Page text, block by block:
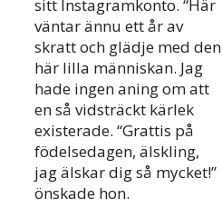
sitt Instagramkonto. “Här
väntar ännu ett år av
skratt och glädje med den
här lilla människan. Jag
hade ingen aning om att
en så vidsträckt kärlek
existerade. “Grattis på
födelsedagen, älskling,
jag älskar dig så mycket!”
önskade hon.